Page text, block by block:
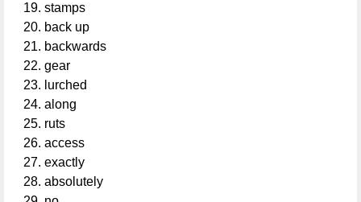
stamps
back up
backwards
gear
lurched
along
ruts
access
exactly
absolutely